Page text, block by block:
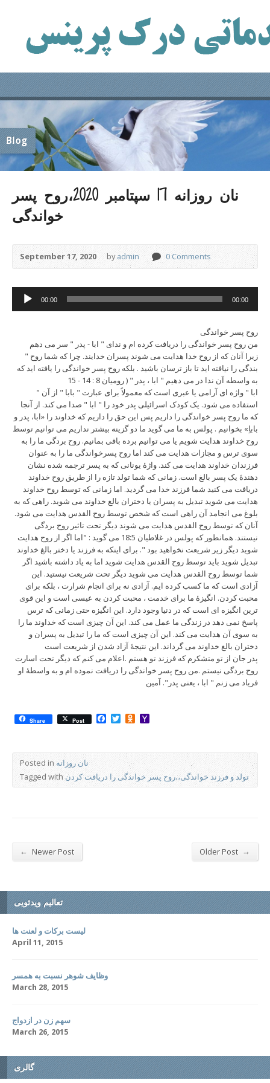
Blog
نان روزانه 17 سپتامبر 2020،روح پسر
خواندگی
September 17, 2020 byadmin 0 Comments
Audio
Player
00:00 00:00
روح پسر خواندگی
من روح پسر خواندگی را دریافت کرده ام و ندای " ابا - پدر " سر می دهم
" زیرا آنان که از روح خدا هدایت می شوند پسران خدایند. چرا که شما روح
بندگی را نیافته اید تا باز ترسان باشید . بلکه روح پسر خواندگی را یافته اید که
به واسطه آن ندا در می دهیم " ابا ، پدر " ( رومیان 8 : 14 - 15
" ابا " واژه ای آرامی یا عبری است که معمولاً برای عبارت " بابا " از آن
استفاده می شود. یک کودک اسرائیلی پدر خود را " ابا " صدا می کند. از آنجا
که ما روح پسر خواندگی را داریم پس این حق را داریم که خداوند را «ابا، پدر و
باباِ» بخوانیم . پولس به ما می گوید ما دو گزینه بیشتر نداریم می توانیم توسط
روح خداوند هدایت شویم یا می توانیم برده باقی بمانیم. روح بردگی ما را به
سوی ترس و مجازات هدایت می کند اما روح پسرخواندگی ما را به عنوان
فرزندان خداوند هدایت می کند. واژۀ یونانی که به پسر ترجمه شده نشان
دهندۀ یک پسر بالغ است. زمانی که شما تولد تازه را از طریق روح خداوند
دریافت می کنید شما فرزند خدا می گردید. اما زمانی که توسط روح خداوند
هدایت می شوید تبدیل به پسران یا دختران بالغ خداوند می شوید. راهی که به
بلوغ می انجامد آن راهی است که شخص توسط روح القدس هدایت می شود.
آنان که توسط روح القدس هدایت می شوند دیگر تحت تاثیر روح بردگی
نیستند. همانطور که پولس در غلاطیان 18:5 می گوید : "اما اگر از روح هدایت
شوید دیگر زیر شریعت نخواهید بود ". برای اینکه به فرزند یا دختر بالغ خداوند
تبدیل شوید باید توسط روح القدس هدایت شوید اما به یاد داشته باشید اگر
شما توسط روح القدس هدایت می شوید دیگر تحت شریعت نیستید. این
آزادی است که ما کسب کرده ایم. آزادی نه برای انجام شرارت ، بلکه برای
محبت کردن. انگیزۀ ما برای خدمت ، محبت کردن به عیسی است و این قوی
ترین انگیزه ای است که در دنیا وجود دارد. این انگیزه حتی زمانی که ترس
پاسخ نمی دهد در زندگی ما عمل می کند. این آن چیزی است که خداوند ما را
به سوی آن هدایت می کند. این آن چیزی است که ما را تبدیل به پسران و
دختران بالغ خداوند می گرداند. این نتیجۀ آزاد شدن از شریعت است
پدر جان از تو متشکرم که فرزند تو هستم .اعلام می کنم که دیگر تحت اسارت
روح بردگی نیستم .من روح پسر خواندگی را دریافت نموده ام و به واسطۀ او
فریاد می زنم " ابا ، یعنی پدر". آمین
Share Post Facebook
TwitterOdnoklassniki
Posted in نان روزانه
Tagged withتولد و فرزند خواندگی،،روح پسر خواندگی را دریافت کردن
← Newer Post Older Post →
تعالیم ویدئویی
لیست برکات و لعنت ها
April 11, 2015
وظایف شوهر نسبت به همسر
March 28, 2015
سهم زن در ازدواج
March 26, 2015
گالری